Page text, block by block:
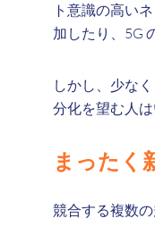
ト意識の高い
加したり、5G
しかし、少な
分化を望む人
まったく
競合する複数